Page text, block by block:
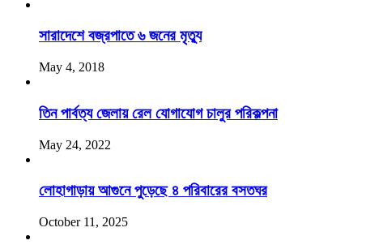
সারাদেশে বজ্রপাতে ৬ জনের মৃত্যু
May 4, 2018
তিন পার্বত্য জেলায় রেল যোগাযোগ চালুর পরিকল্পনা
May 24, 2022
লোহাগাড়ায় আগুনে পুড়েছে ৪ পরিবারের বসতঘর
October 11, 2025